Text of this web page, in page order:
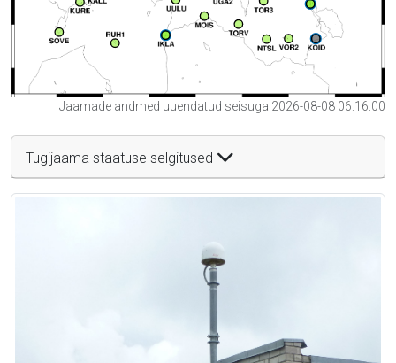
Jaamade andmed uuendatud seisuga 2026-08-08 06:16:00
Tugijaama staatuse selgitused